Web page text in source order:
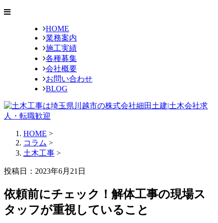
HOME
業務案内
施工実績
各種募集
会社概要
お問い合わせ
BLOG
HOME >
コラム >
土木工事 >
投稿日：2023年6月21日
依頼前にチェック！解体工事の現場ス
タッフが重視していること